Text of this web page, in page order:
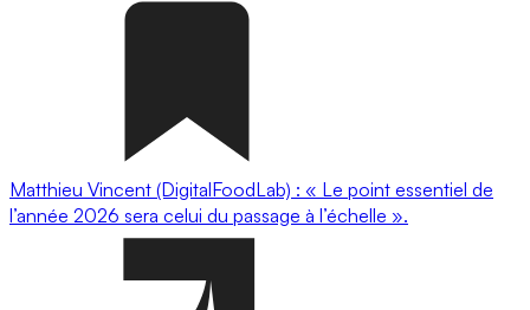
Matthieu Vincent (DigitalFoodLab) : « Le point essentiel de
l’année 2026 sera celui du passage à l’échelle ».